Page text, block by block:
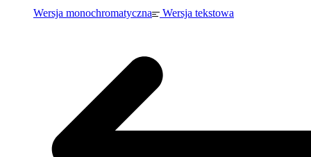
Wersja monochromatyczna Wersja tekstowa